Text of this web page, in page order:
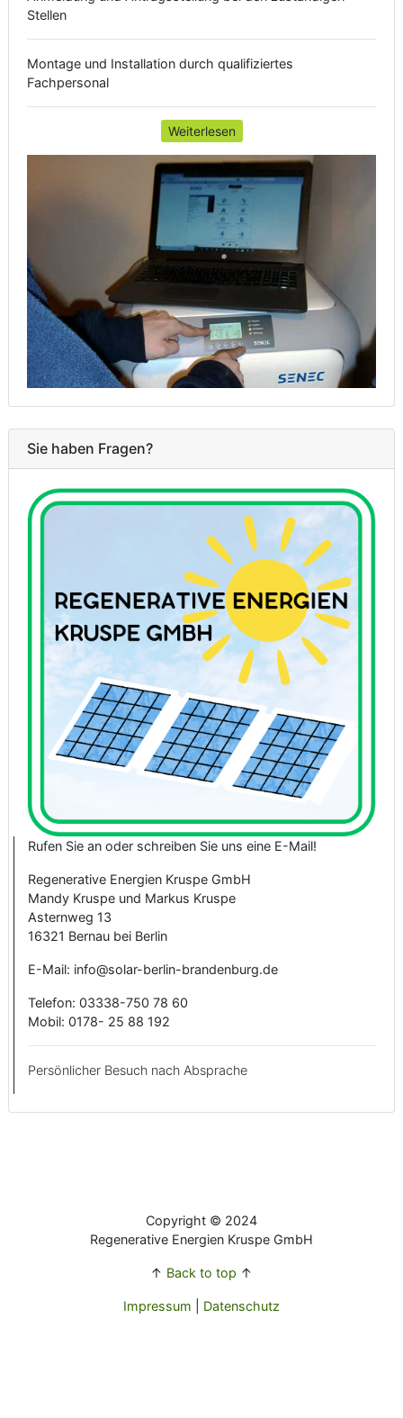
Stellen
Montage und Installation durch qualifiziertes
Fachpersonal
Weiterlesen
Sie haben Fragen?
Rufen Sie an oder schreiben Sie uns eine E-Mail!
Regenerative Energien Kruspe GmbH
Mandy Kruspe und Markus Kruspe
Asternweg 13
16321 Bernau bei Berlin
E-Mail: info@solar-berlin-brandenburg.de
Telefon: 03338-750 78 60
Mobil: 0178- 25 88 192
Persönlicher Besuch nach Absprache
Copyright © 2024
Regenerative Energien Kruspe GmbH
↑ Back to top ↑
Impressum Datenschutz